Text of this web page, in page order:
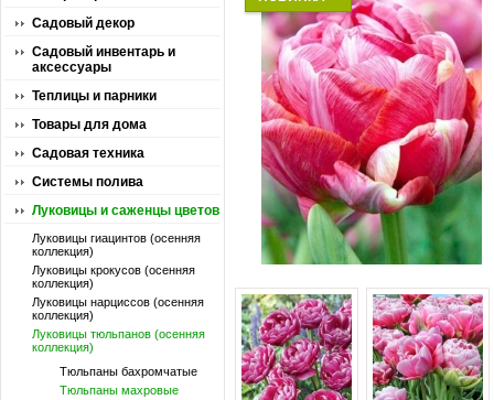
Садовый декор
Садовый инвентарь и
аксессуары
Теплицы и парники
Товары для дома
Садовая техника
Системы полива
Луковицы и саженцы цветов
Луковицы гиацинтов (осенняя
коллекция)
Луковицы крокусов (осенняя
коллекция)
Луковицы нарциссов (осенняя
коллекция)
Луковицы тюльпанов (осенняя
коллекция)
Тюльпаны бахромчатые
Тюльпаны махровые